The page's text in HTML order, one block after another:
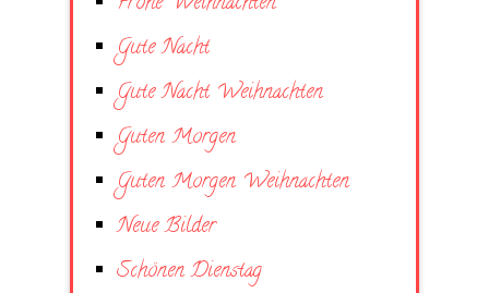
Gute Nacht
Gute Nacht Weihnachten
Guten Morgen
Guten Morgen Weihnachten
Neue Bilder
Schönen Dienstag